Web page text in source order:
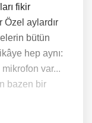
fikir
Özel aylardır
bütün
hep aynı:
var...
bazen bir